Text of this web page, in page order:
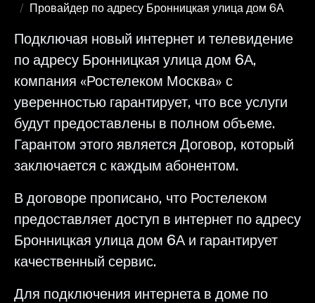
Провайдер по адресу Бронницкая улица дом 6А
Подключая новый интернет и телевидение
по адресу Бронницкая улица дом 6А,
компания «Ростелеком Москва» с
уверенностью гарантирует, что все услуги
будут предоставлены в полном объеме.
Гарантом этого является Договор, который
заключается с каждым абонентом.
В договоре прописано, что Ростелеком
предоставляет доступ в интернет по адресу
Бронницкая улица дом 6А и гарантирует
качественный сервис.
Для подключения интернета в доме по